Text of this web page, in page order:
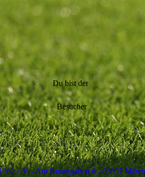
Du bist der
Besucher
e.V. - Am Brunngarten 6 - 63897